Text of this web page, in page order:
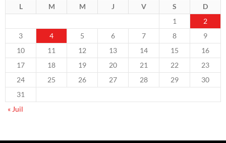
L M M J V S
D
1
2
3
4 5 6 7 8
9
10
11 12 13 14 15
16
17
18 19 20 21 22
23
24
25 26 27 28 29
30
31
« Juil